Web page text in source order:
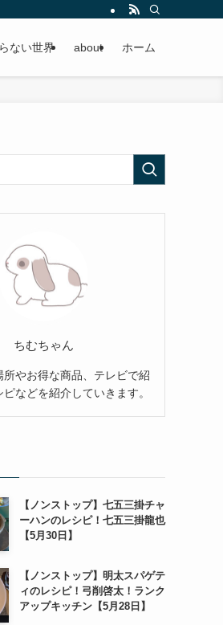
ない世界 about ホーム
ちむちゃん
所やお得な商品、テレビで紹
などを紹介していきます。
【ノンストップ】七五三掛チャ
ーハンのレシピ！七五三掛龍也
【5月30日】
【ノンストップ】明太スパゲテ
ィのレシピ！弓削啓太！ランク
アップキッチン【5月28日】